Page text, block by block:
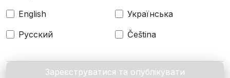
English
Українська
Русский
Čeština
Зареєструватися та опублікувати